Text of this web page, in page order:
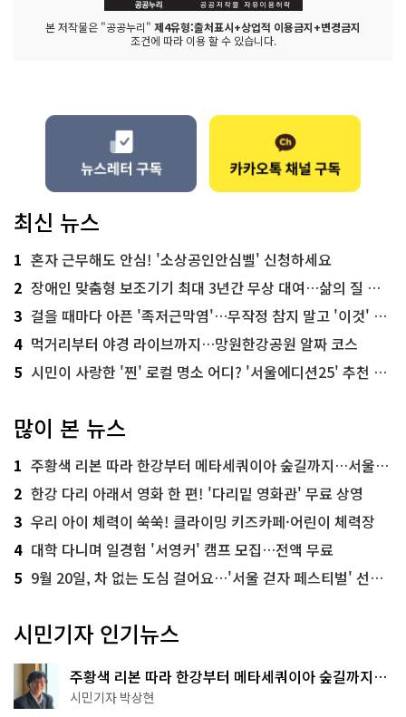
본 저작물은 "공공누리" 제4유형:출처표시+상업적 이용금지+변경금지
조건에 따라 이용 할 수 있습니다.
최신 뉴스
1 혼자 근무해도 안심! '소상공인안심벨' 신청하세요
2 장애인 맞춤형 보조기기 최대 3년간 무상 대여…삶의 질 높인다
3 걸을 때마다 아픈 '족저근막염'…무작정 참지 말고 '이것' 해보세요!
4 먹거리부터 야경 라이브까지…망원한강공원 알짜 코스
5 시민이 사랑한 '찐' 로컬 명소 어디? '서울에디션25' 추천 코스
많이 본 뉴스
1 주황색 리본 따라 한강부터 메타세쿼이아 숲길까지…서울둘레길 15코스
2 한강 다리 아래서 영화 한 편! '다리밑 영화관' 무료 상영
3 우리 아이 체력이 쑥쑥! 클라이밍 키즈카페·어린이 체력장
4 대학 다니며 일경험 '서영커' 캠프 모집…전액 무료
5 9월 20일, 차 없는 도심 걸어요…'서울 걷자 페스티벌' 선착순 5천명
시민기자 인기뉴스
주황색 리본 따라 한강부터 메타세쿼이아 숲길까지…
서울둘레길 15코스
시민기자 박상현